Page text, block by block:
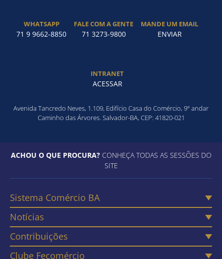
WHATSAPP
71 9 9662-8850
FALE COM A GENTE
71 3273-9800
MANDE UM EMAIL
ENVIAR
INTRANET
ACESSAR
Avenida Tancredo Neves, 1.109, Edifício Casa do Comércio, 9º andar
Caminho das Árvores. Salvador-BA, CEP: 41820-021
ACHOU O QUE PROCURA?CONHEÇA TODAS AS SESSÕES DO
SITE
Sistema Comércio BA
Notícias
Contribuições
Clube Fecomércio